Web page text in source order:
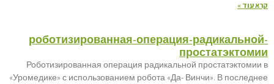
קרא עוד »
роботизированная-операция-радикальной-
простатэктомии
Роботизированная операция радикальной простатэктомии в
«Уромедике» с использованием робота «Да- Винчи». В последнее